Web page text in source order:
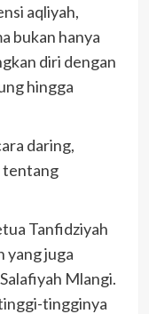
aqliyah,
bukan hanya
diri dengan
hingga
daring,
tentang
Tanfidziyah
yang juga
Mlangi.
tingginya